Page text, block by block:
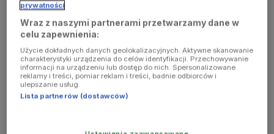
console for
more
information)
prywatności
Wraz z naszymi partnerami przetwarzamy dane w
celu zapewnienia:
Użycie dokładnych danych geolokalizacyjnych. Aktywne skanowanie
charakterystyki urządzenia do celów identyfikacji. Przechowywanie
informacji na urządzeniu lub dostęp do nich. Spersonalizowane
reklamy i treści, pomiar reklam i treści, badnie odbiorców i
ulepszanie usług.
Lista partnerów (dostawców)